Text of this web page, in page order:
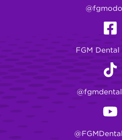
FGM Dental